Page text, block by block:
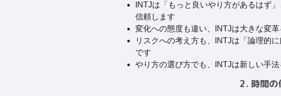
INTJは「もっと良いやり方があるはず
信頼します
変化への態度も違い、INTJは大きな変
リスクへの考え方も、INTJは「論理的
です
やり方の選び方でも、INTJは新しい手
2. 時間の